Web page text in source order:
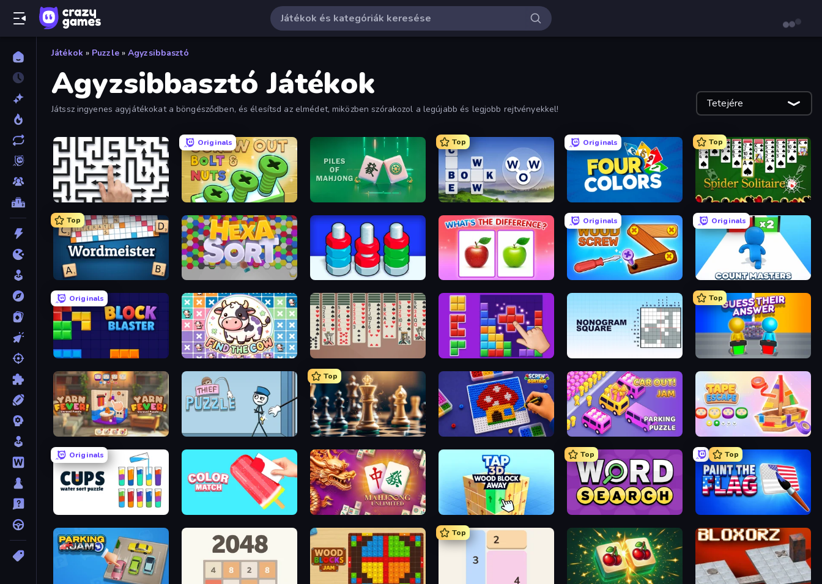
Játékok » Puzzle » Agyzsibbasztó
Agyzsibbasztó Játékok
Játssz ingyenes agyjátékokat a böngésződben, és élesítsd az elmédet, miközben szórakozol a legújabb és legjobb rejtvényekkel! Tetejére
Arrow Escape: Puzzle
Originals
Screw Out: Bolts and Nuts Piles of Mahjong
Top
Words of Wonders
Originals Top
Spider Solitaire
Top
Wordmeister Nuts Puzzle: Sort By Color What's The Difference?
Originals
Wood Screw: Bolts Puzzle
Originals
Originals
Block Blaster Find The Cow BlockBuster Puzzle
Top
Guess Their Answer
Yarn Fever! Unravel Puzzle Thief Puzzle
Top
Chess Free Screw Sorting Car OUT! Jam Parking Puzzle
Originals
Mahjong Unlimited Tap 3D Wood Block Away
Top Top
Top